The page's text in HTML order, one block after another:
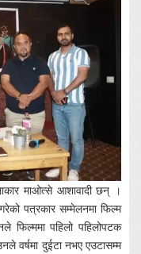
माओत्से आशावादी छन् ।
पत्रकार सम्मेलनमा फिल्म
फिल्ममा पहिलो पहिलोपटक
वर्षमा दुईटा नभए एउटासम्म